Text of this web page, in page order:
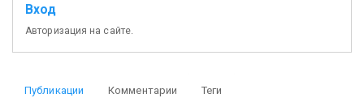
Вход
Авторизация на сайте.
Публикации Комментарии Теги